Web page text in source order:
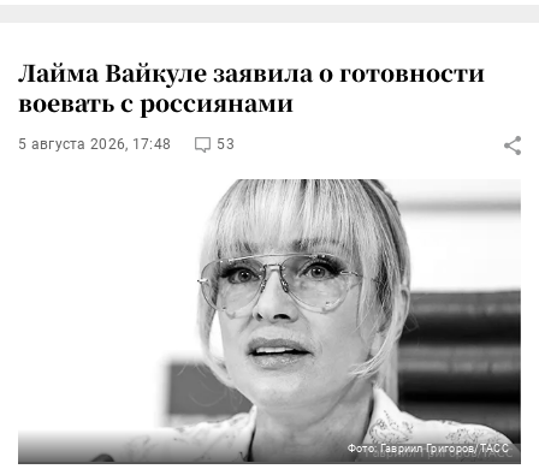
Лайма Вайкуле заявила о готовности
воевать с россиянами
5 августа 2026, 17:48 53
Фото: Гавриил Григоров/ТАСС